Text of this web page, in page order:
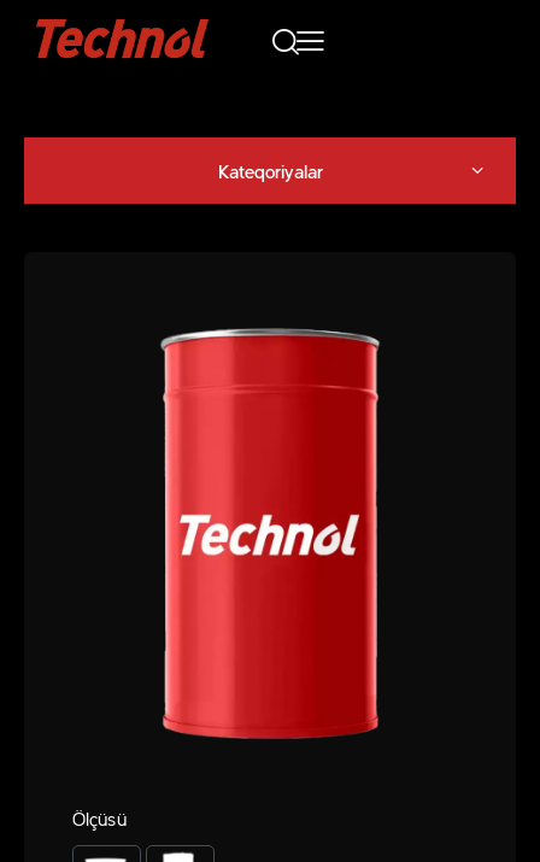
Ölçüsü
Kateqoriyalar